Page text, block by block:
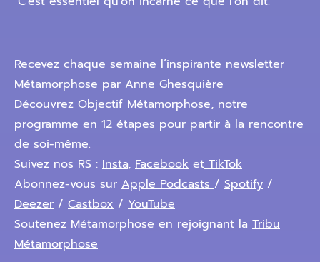
Recevez chaque semaine l’inspirante newsletter
Métamorphose par Anne Ghesquière
Découvrez Objectif Métamorphose, notre
programme en 12 étapes pour partir à la rencontre
de soi-même.
Suivez nos RS : Insta, Facebook etTikTok
Abonnez-vous sur Apple Podcasts/ Spotify /
Deezer / Castbox / YouTube
Soutenez Métamorphose en rejoignant la Tribu
Métamorphose